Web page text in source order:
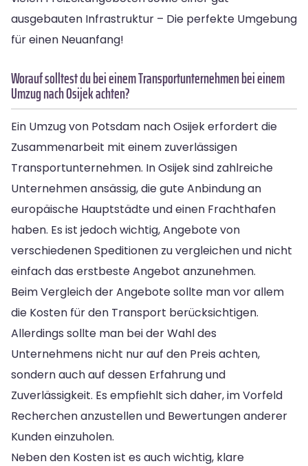
ausgebauten Infrastruktur – Die perfekte Umgebung
für einen Neuanfang!
Worauf solltest du bei einem Transportunternehmen bei einem
Umzug nach Osijek achten?
Ein Umzug von Potsdam nach Osijek erfordert die
Zusammenarbeit mit einem zuverlässigen
Transportunternehmen. In Osijek sind zahlreiche
Unternehmen ansässig, die gute Anbindung an
europäische Hauptstädte und einen Frachthafen
haben. Es ist jedoch wichtig, Angebote von
verschiedenen Speditionen zu vergleichen und nicht
einfach das erstbeste Angebot anzunehmen.
Beim Vergleich der Angebote sollte man vor allem
die Kosten für den Transport berücksichtigen.
Allerdings sollte man bei der Wahl des
Unternehmens nicht nur auf den Preis achten,
sondern auch auf dessen Erfahrung und
Zuverlässigkeit. Es empfiehlt sich daher, im Vorfeld
Recherchen anzustellen und Bewertungen anderer
Kunden einzuholen.
Neben den Kosten ist es auch wichtig, klare